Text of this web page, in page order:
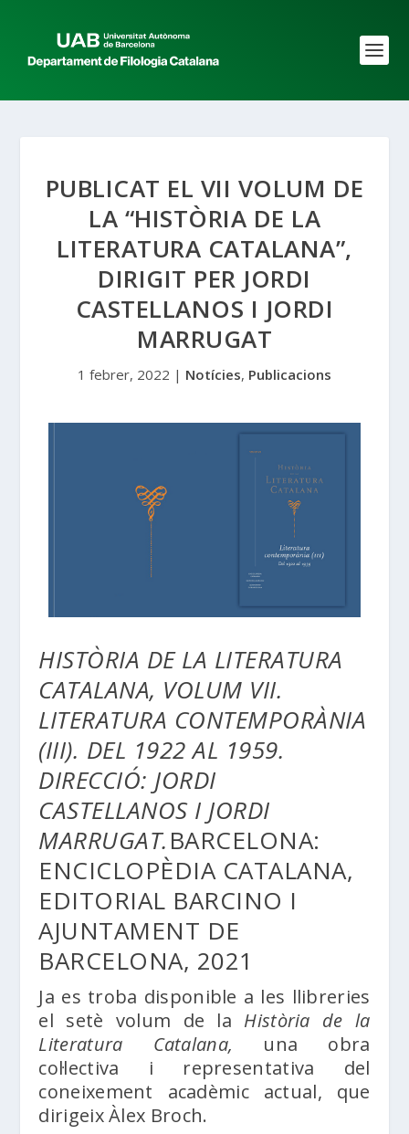
PUBLICAT EL VII VOLUM DE
LA “HISTÒRIA DE LA
LITERATURA CATALANA”,
DIRIGIT PER JORDI
CASTELLANOS I JORDI
MARRUGAT
1 febrer, 2022 | Notícies, Publicacions
HISTÒRIA DE LA LITERATURA
CATALANA, VOLUM VII.
LITERATURA CONTEMPORÀNIA
(III). DEL 1922 AL 1959.
DIRECCIÓ: JORDI
CASTELLANOS I JORDI
MARRUGAT.BARCELONA:
ENCICLOPÈDIA CATALANA,
EDITORIAL BARCINO I
AJUNTAMENT DE
BARCELONA, 2021
Ja es troba disponible a les llibreries
el setè volum de la Història de la
Literatura Catalana, una obra
col·lectiva i representativa del
coneixement acadèmic actual, que
dirigeix Àlex Broch.